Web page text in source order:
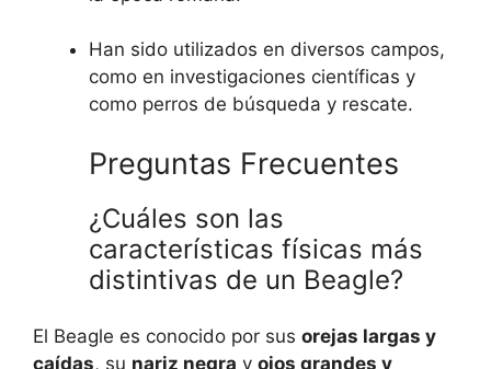
Han sido utilizados en diversos campos,
como en investigaciones científicas y
como perros de búsqueda y rescate.
Preguntas Frecuentes
¿Cuáles son las
características físicas más
distintivas de un Beagle?
El Beagle es conocido por sus orejas largas y
caídas, su nariz negra y ojos grandes y